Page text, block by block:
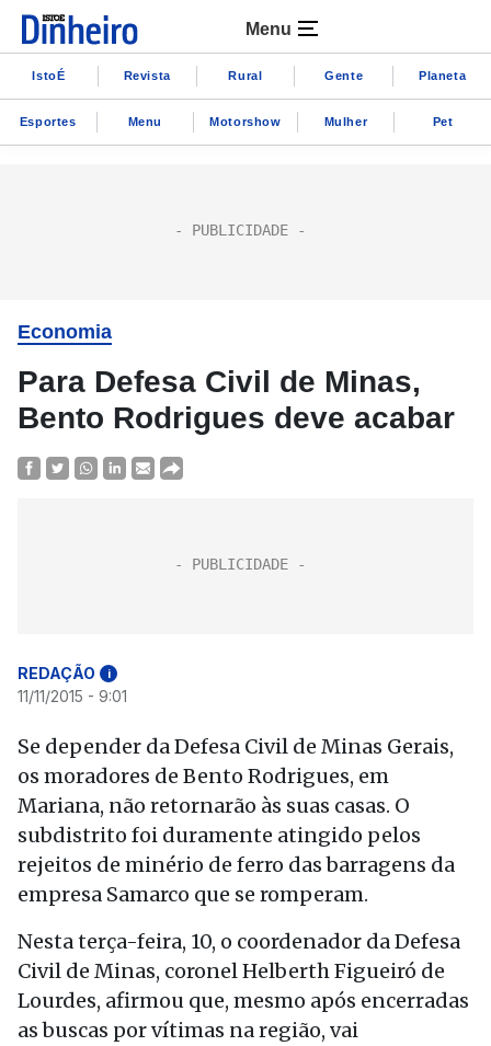
Menu
IstoÉ Revista Rural Gente Planeta
Esportes Menu Motorshow Mulher Pet
Economia
Para Defesa Civil de Minas,
Bento Rodrigues deve acabar
REDAÇÃO i
11/11/2015 - 9:01
Se depender da Defesa Civil de Minas Gerais,
os moradores de Bento Rodrigues, em
Mariana, não retornarão às suas casas. O
subdistrito foi duramente atingido pelos
rejeitos de minério de ferro das barragens da
empresa Samarco que se romperam.
Nesta terça-feira, 10, o coordenador da Defesa
Civil de Minas, coronel Helberth Figueiró de
Lourdes, afirmou que, mesmo após encerradas
as buscas por vítimas na região, vai